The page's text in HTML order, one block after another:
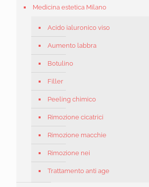
Medicina estetica Milano
Acido ialuronico viso
Aumento labbra
Botulino
Filler
Peeling chimico
Rimozione cicatrici
Rimozione macchie
Rimozione nei
Trattamento anti age